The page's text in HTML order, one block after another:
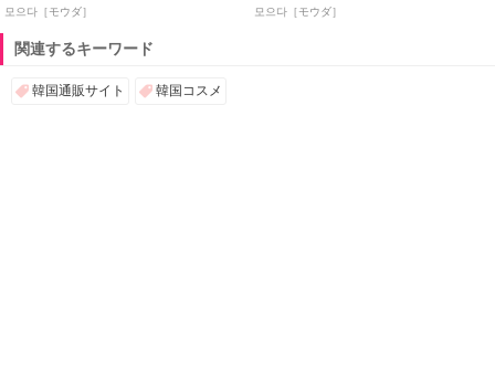
모으다［モウダ］ 모으다［モウダ］
関連するキーワード
韓国通販サイト 韓国コスメ